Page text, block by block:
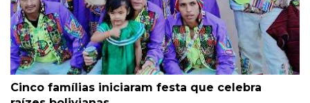
Cinco famílias iniciaram festa que celebra